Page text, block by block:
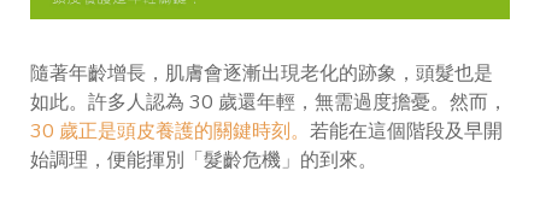
隨著年齡增長，肌膚會逐漸出現老化的跡象，頭髮也是
如此。許多人認為 30 歲還年輕，無需過度擔憂。然而，
30 歲正是頭皮養護的關鍵時刻。 若能在這個階段及早開
始調理，便能揮別「髮齡危機」的到來。